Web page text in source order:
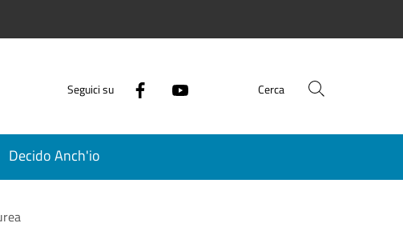
Seguici su Cerca
Decido Anch'io